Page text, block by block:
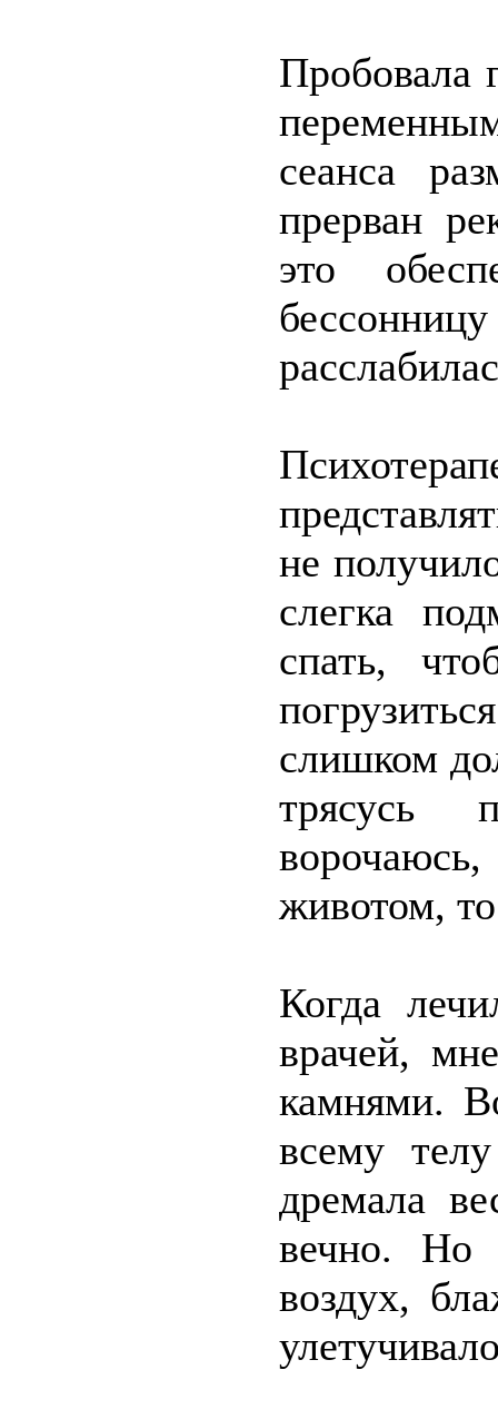
Пробовала
сеанса
прерван
это
не
слегка
спать,
слишком
трясусь
животом,
Когда
врачей,
камнями.
всему
дремала
вечно. Но
воздух,